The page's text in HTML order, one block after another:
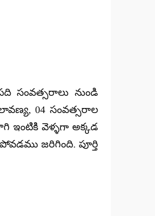
సంవత్సరాలు నుండి
04 సంవత్సరాల
ఇంటికి వెళ్ళగా అక్కడ
జరిగింది. పూర్తి